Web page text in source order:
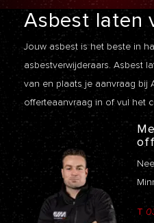
Asbest laten
Jouw asbest is het beste in
asbestverwijderaars. Asbest
van en plaats je aanvraag bij
offerteaanvraagin of vul het
T